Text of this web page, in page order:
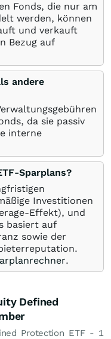
Fonds, die nur am
werden, können
und verkauft
Bezug auf
andere
da sie passiv
interne
Sparplans?
Investitionen
Effekt), und
basiert auf
sowie der
.
Defined
Protection ETF - 1